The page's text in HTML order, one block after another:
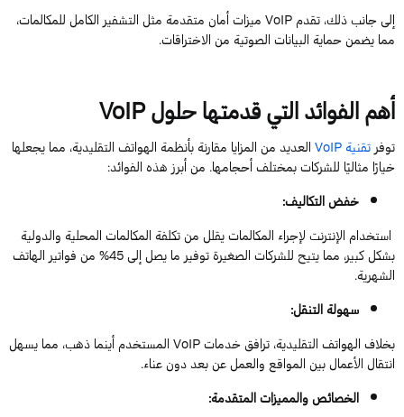
إلى جانب ذلك، تقدمVoIPميزات أمان متقدمة مثل التشفير الكامل للمكالمات،
مما يضمن حماية البيانات الصوتية من الاختراقات.
أهم الفوائد التي قدمتها حلولVoIP
توفرتقنيةVoIPالعديد من المزايا مقارنة بأنظمة الهواتف التقليدية، مما يجعلها
خيارًا مثاليًا للشركات بمختلف أحجامها. من أبرز هذه الفوائد:
خفض التكاليف:
استخدام الإنترنت لإجراء المكالمات يقلل من تكلفة المكالمات المحلية والدولية
بشكل كبير، مما يتيح للشركات الصغيرة توفير ما يصل إلى45% من فواتير الهاتف
الشهرية.
سهولة التنقل:
بخلاف الهواتف التقليدية، ترافق خدماتVoIPالمستخدم أينما ذهب، مما يسهل
انتقال الأعمال بين المواقع والعمل عن بعد دون عناء.
الخصائص والمميزات المتقدمة: